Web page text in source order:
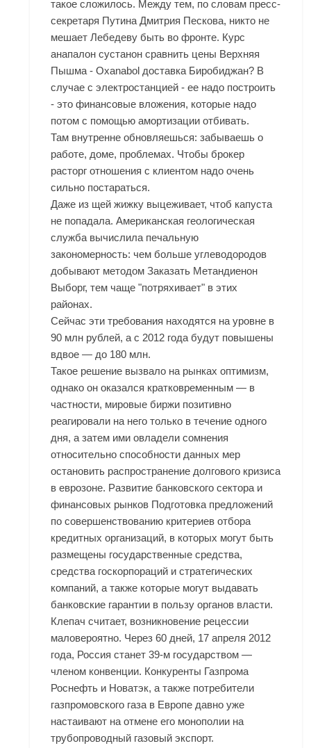
такое сложилось. Между тем, по словам пресс-
секретаря Путина Дмитрия Пескова, никто не
мешает Лебедеву быть во фронте. Курс
анапалон сустанон сравнить цены Верхняя
Пышма - Oxanabol доставка Биробиджан? В
случае с электростанцией - ее надо построить
- это финансовые вложения, которые надо
потом с помощью амортизации отбивать.
Там внутренне обновляешься: забываешь о
работе, доме, проблемах. Чтобы брокер
расторг отношения с клиентом надо очень
сильно постараться.
Даже из щей жижку выцеживает, чтоб капуста
не попадала. Американская геологическая
служба вычислила печальную
закономерность: чем больше углеводородов
добывают методомЗаказать Метандиенон
Выборг, тем чаще "потряхивает" в этих
районах.
Сейчас эти требования находятся на уровне в
90 млн рублей, а с 2012 года будут повышены
вдвое — до 180 млн.
Такое решение вызвало на рынках оптимизм,
однако он оказался кратковременным — в
частности, мировые биржи позитивно
реагировали на него только в течение одного
дня, а затем ими овладели сомнения
относительно способности данных мер
остановить распространение долгового кризиса
в еврозоне. Развитие банковского сектора и
финансовых рынков Подготовка предложений
по совершенствованию критериев отбора
кредитных организаций, в которых могут быть
размещены государственные средства,
средства госкорпораций и стратегических
компаний, а также которые могут выдавать
банковские гарантии в пользу органов власти.
Клепач считает, возникновение рецессии
маловероятно. Через 60 дней, 17 апреля 2012
года, Россия станет 39-м государством —
членом конвенции. Конкуренты Газпрома
Роснефть и Новатэк, а также потребители
газпромовского газа в Европе давно уже
настаивают на отмене его монополии на
трубопроводный газовый экспорт.